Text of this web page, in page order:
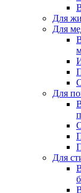
Для
Для
Для
Для